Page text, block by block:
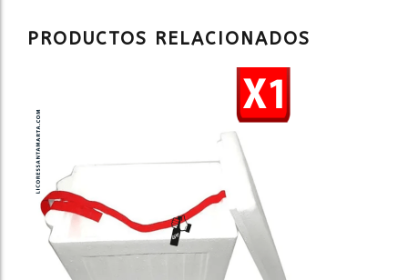
PRODUCTOS RELACIONADOS